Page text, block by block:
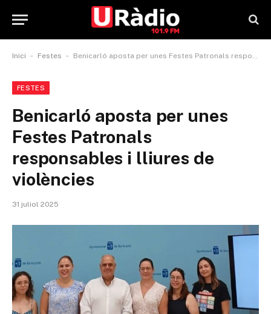
Inici - Festes - Benicarló aposta per unes Festes Patronals responsables i lliures de violències
FESTES
Benicarló aposta per unes
Festes Patronals
responsables i lliures de
violències
31 juliol 2025